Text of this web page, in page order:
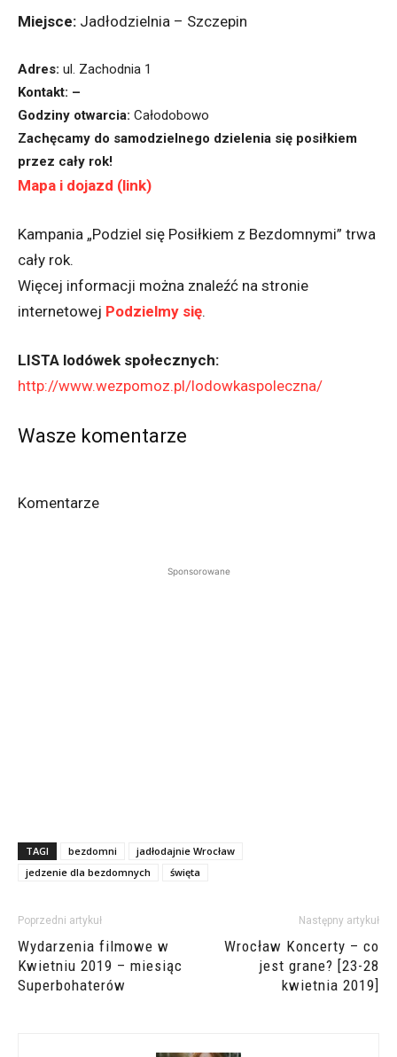
Miejsce: Jadłodzielnia – Szczepin
Adres: ul. Zachodnia 1
Kontakt: –
Godziny otwarcia: Całodobowo
Zachęcamy do samodzielnego dzielenia się posiłkiem
przez cały rok!
Mapa i dojazd (link)
Kampania „Podziel się Posiłkiem z Bezdomnymi” trwa
cały rok.
Więcej informacji można znaleźć na stronie
internetowej Podzielmy się.
LISTA lodówek społecznych:
http://www.wezpomoz.pl/lodowkaspoleczna/
Wasze komentarze
Komentarze
Sponsorowane
TAGI bezdomni
jadłodajnie Wrocław
jedzenie dla bezdomnych
święta
Poprzedni artykuł
Wydarzenia filmowe w
Kwietniu 2019 – miesiąc
Superbohaterów
Następny artykuł
Wrocław Koncerty – co
jest grane? [23-28
kwietnia 2019]